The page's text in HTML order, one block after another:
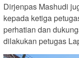
Dirjenpas Mashudi
kepada ketiga
perhatian dan
dilakukan petugas